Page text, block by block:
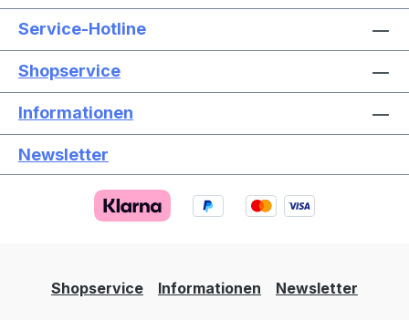
Service-Hotline
Shopservice
Informationen
Newsletter
Shopservice Informationen Newsletter
Text vergrößern
Farben invertieren Monochrom